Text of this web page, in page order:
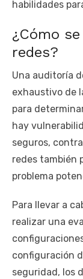
habilidades
¿Cómo
redes?
Una auditoría
exhaustivo de
para
hay
seguros,
redes también
problema
Para llevar a
realizar una
configuración
seguridad, los